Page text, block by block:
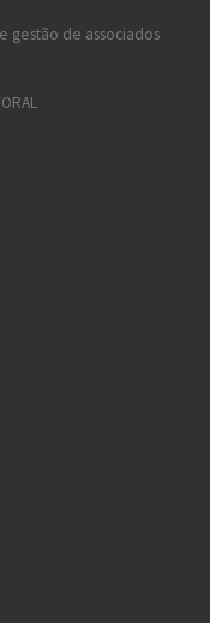
gestão de associados